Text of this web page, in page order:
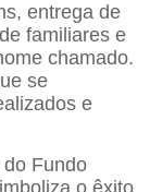
entrega de
familiares e
chamado.
se
e
Fundo